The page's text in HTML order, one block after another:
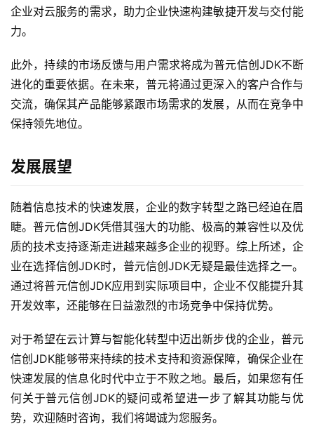
企业对云服务的需求，助力企业快速构建敏捷开发与交付能
力。
此外，持续的市场反馈与用户需求将成为普元信创JDK不断
进化的重要依据。在未来，普元将通过更深入的客户合作与
交流，确保其产品能够紧跟市场需求的发展，从而在竞争中
保持领先地位。
发展展望
随着信息技术的快速发展，企业的数字转型之路已经迫在眉
睫。普元信创JDK凭借其强大的功能、极高的兼容性以及优
质的技术支持逐渐走进越来越多企业的视野。综上所述，企
业在选择信创JDK时，普元信创JDK无疑是最佳选择之一。
通过将普元信创JDK应用到实际项目中，企业不仅能提升其
开发效率，还能够在日益激烈的市场竞争中保持优势。
对于希望在云计算与智能化转型中迈出新步伐的企业，普元
信创JDK能够带来持续的技术支持和资源保障，确保企业在
快速发展的信息化时代中立于不败之地。最后，如果您有任
何关于普元信创JDK的疑问或希望进一步了解其功能与优
势，欢迎随时咨询，我们将竭诚为您服务。